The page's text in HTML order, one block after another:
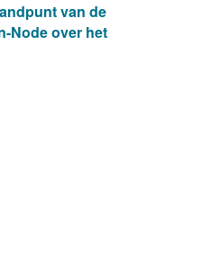
van de
Node over het